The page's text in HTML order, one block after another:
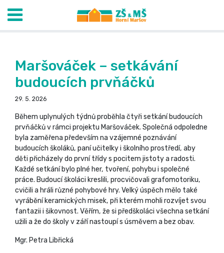
Maršováček – setkávání
budoucích prvňáčků
29. 5. 2026
Během uplynulých týdnů proběhla čtyři setkání budoucích
prvňáčků v rámci projektu Maršováček. Společná odpoledne
byla zaměřena především na vzájemné poznávání
budoucích školáků, paní učitelky i školního prostředí, aby
děti přicházely do první třídy s pocitem jistoty a radosti.
Každé setkání bylo plné her, tvoření, pohybu i společné
práce. Budoucí školáci kreslili, procvičovali grafomotoriku,
cvičili a hráli různé pohybové hry. Velký úspěch mělo také
vyrábění keramických misek, při kterém mohli rozvíjet svou
fantazii i šikovnost. Věřím, že si předškoláci všechna setkání
užili a že do školy v září nastoupí s úsměvem a bez obav.
Mgr. Petra Libřická